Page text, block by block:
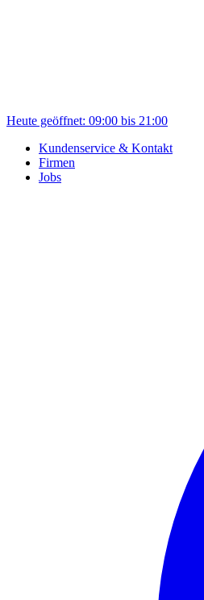
Heute geöffnet: 09:00 bis 21:00
Kundenservice & Kontakt
Firmen
Jobs